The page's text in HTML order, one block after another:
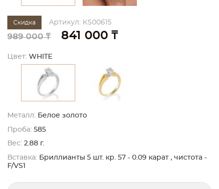
Скидка Артикул: KS00615
989 000 ₸ 841 000 ₸
Цвет: WHITE
Металл: Белое золото
Проба: 585
Вес: 2.88 г.
Вставка: Бриллианты 5 шт. кр. 57 - 0.09 карат , чистота -
F/VS1